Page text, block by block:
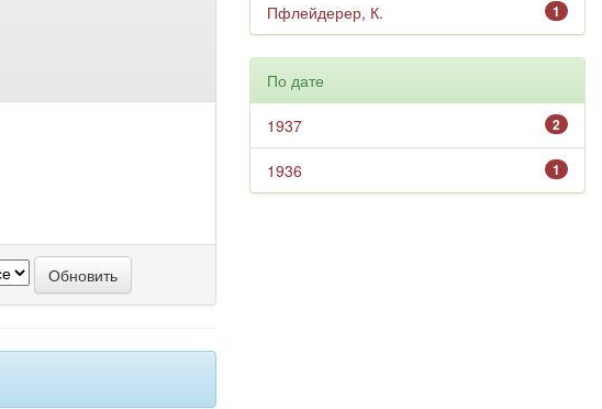
1
Пфлейдерер, К.
По дате
2
1937
1
1936